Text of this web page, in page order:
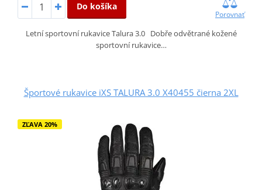
Do košíka
Porovnať
Letní sportovní rukavice Talura 3.0 Dobře odvětrané kožené
sportovní rukavice…
Športové rukavice iXS TALURA 3.0 X40455 čierna 2XL
ZĽAVA 20%